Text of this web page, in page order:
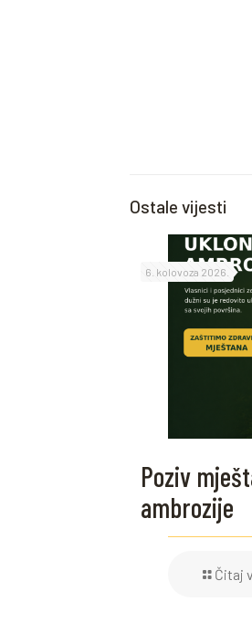
Ostale vijesti
6. kolovoza 2026.
Poziv
ambrozije
Čitaj